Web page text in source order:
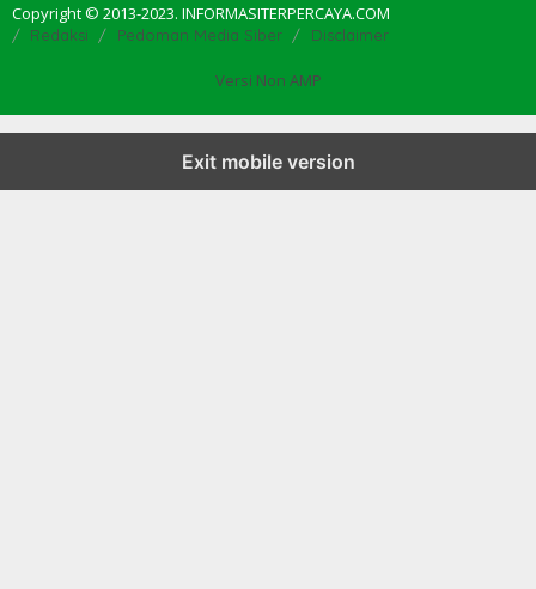
Copyright © 2013-2023. INFORMASITERPERCAYA.COM
Redaksi Pedoman Media Siber Disclaimer
Versi Non AMP
Exit mobile version